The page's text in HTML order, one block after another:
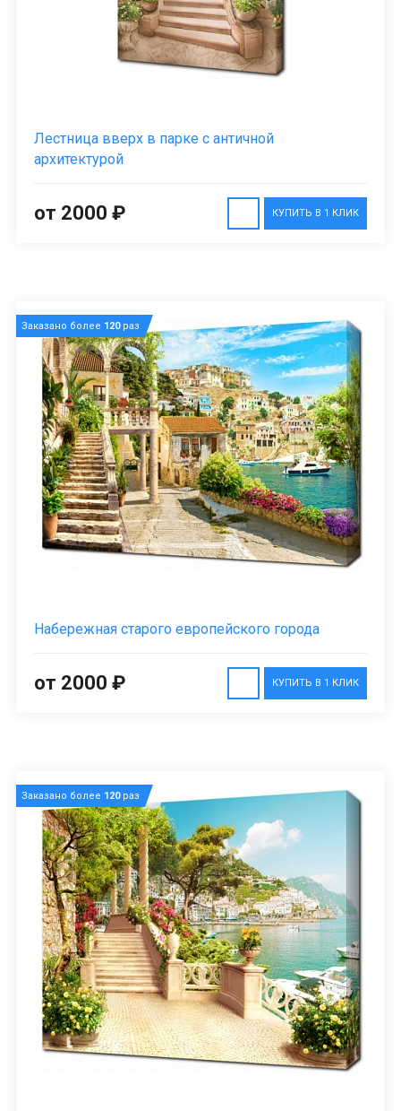
Лестница вверх в парке с античной
архитектурой
КУПИТЬ В 1 КЛИК
от 2000 ₽
Заказано более 120раз
Набережная старого европейского города
КУПИТЬ В 1 КЛИК
от 2000 ₽
Заказано более 120раз